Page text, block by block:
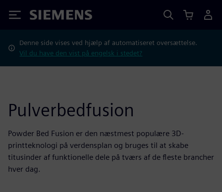
Siemens
Denne side vises ved hjælp af automatiseret oversættelse.
Vil du have den vist på engelsk i stedet?
Pulverbedfusion
Powder Bed Fusion er den næstmest populære 3D-
printteknologi på verdensplan og bruges til at skabe
titusinder af funktionelle dele på tværs af de fleste brancher
hver dag.